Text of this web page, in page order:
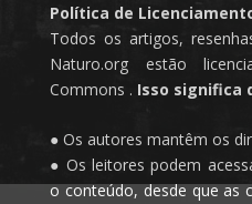
Política de
Todos os artigos,
Naturo.org estão
Commons . Isso significa
● Os autores mantêm os
● Os leitores podem
o conteúdo, desde que as